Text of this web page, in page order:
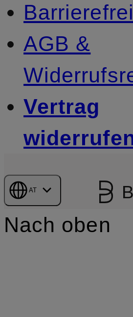
AGB &
Vertrag
AT
Nach oben